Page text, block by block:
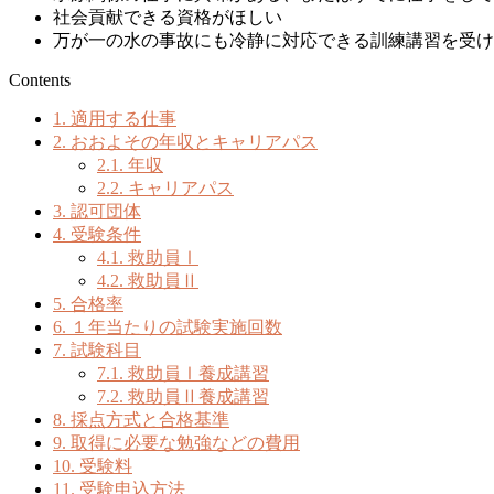
社会貢献できる資格がほしい
万が一の水の事故にも冷静に対応できる訓練講習を受
Contents
1. 適用する仕事
2. おおよその年収とキャリアパス
2.1. 年収
2.2. キャリアパス
3. 認可団体
4. 受験条件
4.1. 救助員Ⅰ
4.2. 救助員Ⅱ
5. 合格率
6. １年当たりの試験実施回数
7. 試験科目
7.1. 救助員Ⅰ養成講習
7.2. 救助員Ⅱ養成講習
8. 採点方式と合格基準
9. 取得に必要な勉強などの費用
10. 受験料
11. 受験申込方法